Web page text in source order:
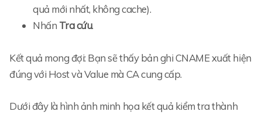
quả mới nhất, không cache).
Nhấn Tra cứu.
Kết quả mong đợi: Bạn sẽ thấy bản ghi CNAME xuất hiện
đúng với Host và Value mà CA cung cấp.
Dưới đây là hình ảnh minh họa kết quả kiểm tra thành